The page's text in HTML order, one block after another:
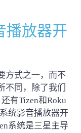
播放器开
方式之一，而不
不同，除了我们
有Tizen和Roku
统影音播放器开
系统是三星主导